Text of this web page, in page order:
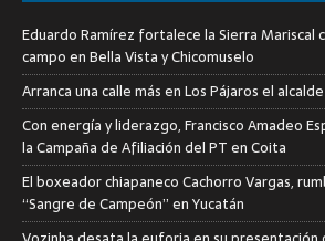
Eduardo Ramírez fortalece la Sierra Mariscal
campo en Bella Vista y Chicomuselo
Arranca una calle más en Los Pájaros el
Con energía y liderazgo, Francisco Amadeo
la Campaña de Afiliación del PT en Coita
El boxeador chiapaneco Cachorro Vargas,
“Sangre de Campeón” en Yucatán